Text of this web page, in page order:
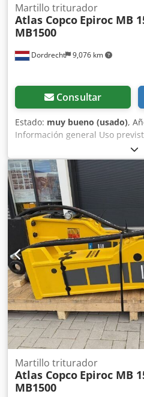
Dordrecht 9,076 km
Martillo triturador
Atlas Copco Epiroc MB
MB1500
Consultar
Estado: muy bueno (usado),
Información general Uso
referencia: 4 Pesos Peso en
funcionales Dimensiones de la
cm Marcado CE: sí Dedpfevpq
historial y estado Número de
técnico: muy bueno Estado
Información adicional
máquinas: 17-29 toneladas
Presión de trabajo: 160-180
requerido: 155 l/min Frecuencia
Última inspección: 02-01-2025
Información adicional Para
póngase en contacto con Ö.
Martillo triturador
Atlas Copco Epiroc MB
MB1500